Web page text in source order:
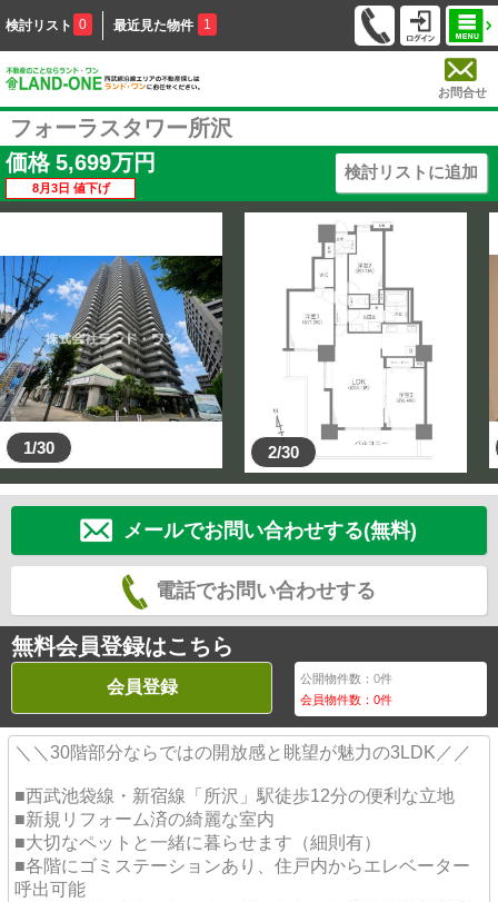
検討リスト 0 最近見た物件 1
お問合せ
フォーラスタワー所沢
価格 5,699万円
8月3日 値下げ
検討リストに追加
1/30 2/30
メールでお問い合わせする(無料)
電話でお問い合わせする
無料会員登録はこちら
会員登録 公開物件数：0件
会員物件数：0件
＼＼30階部分ならではの開放感と眺望が魅力の3LDK／／
■西武池袋線・新宿線「所沢」駅徒歩12分の便利な立地
■新規リフォーム済の綺麗な室内
■大切なペットと一緒に暮らせます（細則有）
■各階にゴミステーションあり、住戸内からエレベーター
呼出可能